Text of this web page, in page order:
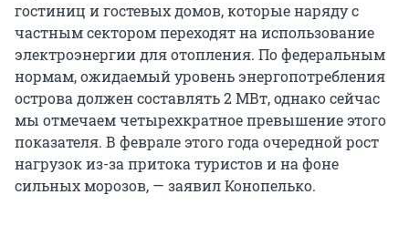
гостиниц и гостевых домов, которые наряду с
частным сектором переходят на использование
электроэнергии для отопления. По федеральным
нормам, ожидаемый уровень энергопотребления
острова должен составлять 2 МВт, однако сейчас
мы отмечаем четырехкратное превышение этого
показателя. В феврале этого года очередной рост
нагрузок из-за притока туристов и на фоне
сильных морозов, — заявил Конопелько.